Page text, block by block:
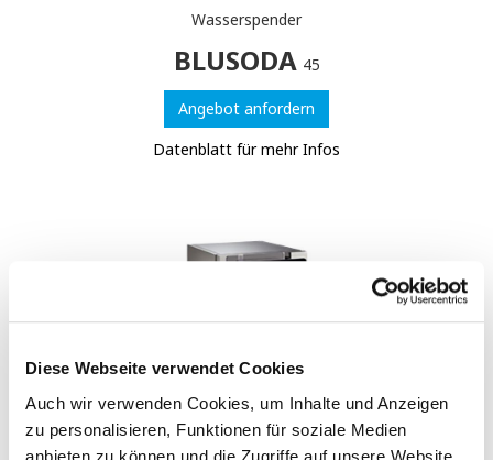
Diese Webseite verwendet Cookies
Auch wir verwenden Cookies, um Inhalte und Anzeigen
zu personalisieren, Funktionen für soziale Medien
anbieten zu können und die Zugriffe auf unsere Website
Wasserspender
BLUSODA 45
Angebot anfordern
Datenblatt für mehr Infos